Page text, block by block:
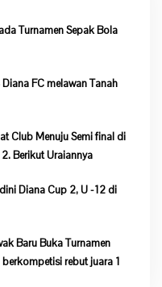
Turnamen Sepak Bola
FC melawan Tanah
Club Menuju Semi final di
Berikut Uraiannya
Diana Cup 2, U -12 di
Baru Buka Turnamen
rebut juara 1